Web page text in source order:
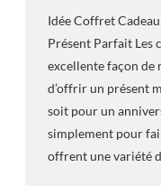
Idée Coffret
Présent Parfait Les
excellente façon
d’offrir un présent
soit pour un
simplement pour
offrent une variété